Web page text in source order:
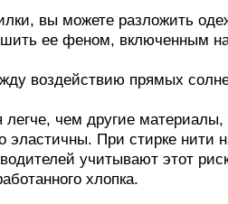
вы можете разложить
ее феном, включенным
воздействию прямых
легче, чем другие
эластичны. При стирке нити
учитывают этот
хлопка.